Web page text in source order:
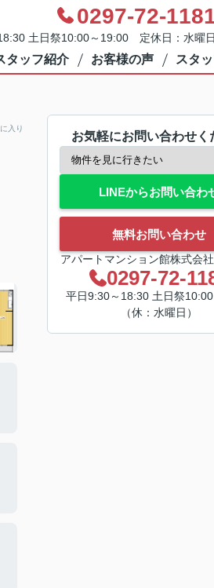
0297-72-
土日祭10:00～19:00 定休日：水曜日
タッフ紹介 お客様の声 スタ
入り
お気軽にお問い合わせく
LINEからお問い合わ
無料お問い合わせ
アパートマンション館株式会
0297-72-
平日9:30～18:30 土日祭
（休：水曜日）